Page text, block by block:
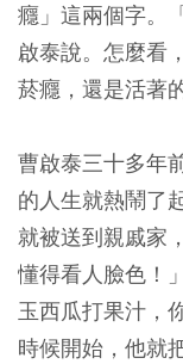
癮」這兩個字。
啟泰說。怎麼看
菸癮，還是活著
曹啟泰三十多年
的人生就熱鬧了
就被送到親戚家
懂得看人臉色！
玉西瓜打果汁，
時候開始，他就